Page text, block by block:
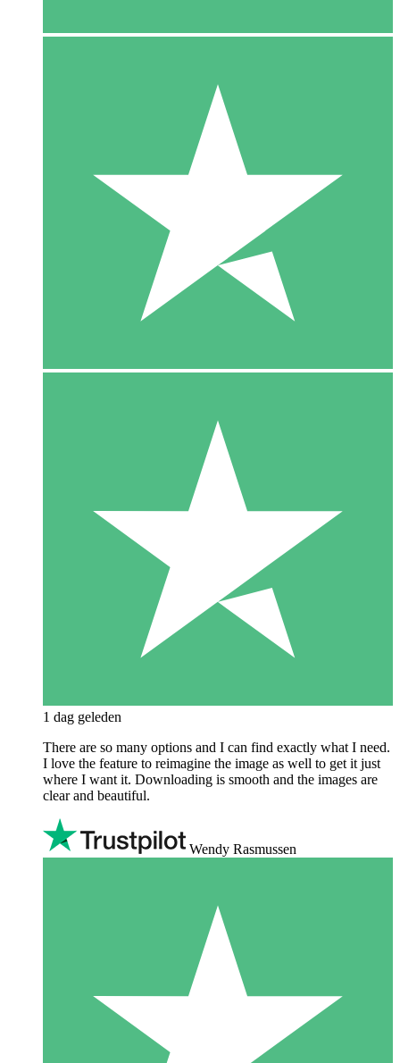
1 dag geleden
There are so many options and I can find exactly what I need.
I love the feature to reimagine the image as well to get it just
where I want it. Downloading is smooth and the images are
clear and beautiful.
Wendy Rasmussen